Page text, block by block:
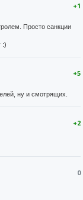
+1
Просто санкции
:)
+5
ну и смотрящих.
+2
0